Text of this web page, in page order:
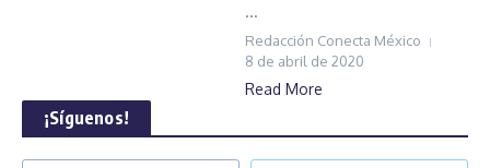
...
Redacción Conecta México
8 de abril de 2020
Read More
¡Síguenos!